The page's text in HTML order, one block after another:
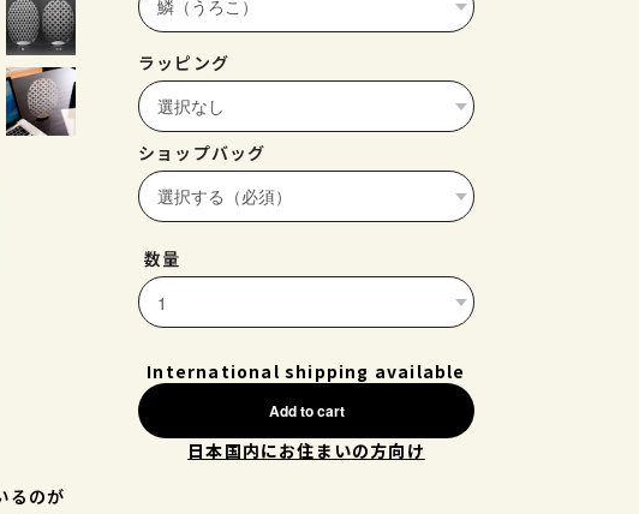
ラッピング
ショップバッグ
数量
International shipping available
Add to cart
日本国内にお住まいの方向け
るのが